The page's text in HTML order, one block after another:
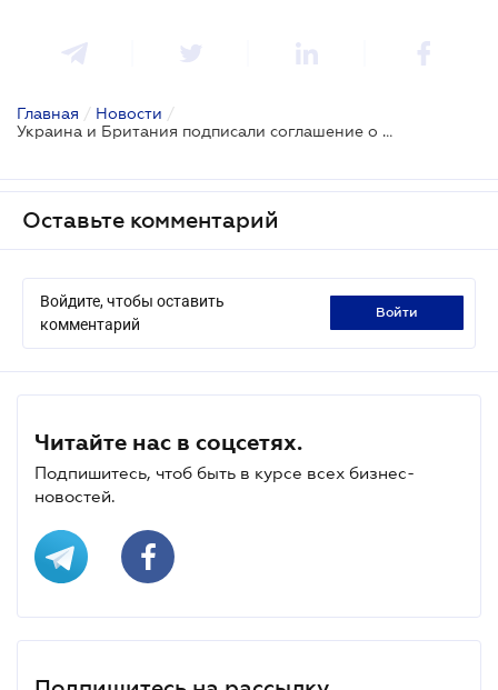
Главная / Новости /
Украина и Британия подписали соглашение о сотрудничестве в сфере безопасности
Оставьте комментарий
Войдите, чтобы оставить
комментарий
войти
Читайте нас в соцсетях.
Подпишитесь, чтоб быть в курсе всех бизнес-
новостей.